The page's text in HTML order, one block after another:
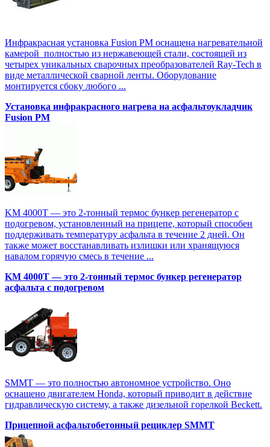
Инфракрасная установка Fusion PM оснащена нагревательной
камерой полностью из нержавеющей стали, состоящей из
четырех уникальных сварочных преобразователей Ray-Tech в
виде металлической сварной ленты. Оборудование
монтируется сбоку любого ...
Установка инфракрасного нагрева на асфальтоукладчик
Fusion PM
KM 4000T — это 2-тонный термос бункер регенератор с
подогревом, установленный на прицепе, который способен
поддерживать температуру асфальта в течение 2 дней. Он
также может восстанавливать излишки или хранящуюся
навалом горячую смесь в течение ...
KM 4000T — это 2-тонный термос бункер регенератор
асфальта с подогревом
SMMT — это полностью автономное устройство. Оно
оснащено двигателем Honda, который приводит в действие
гидравлическую систему, а также дизельной горелкой Beckett.
Прицепной асфальтобетонный рециклер SMMT